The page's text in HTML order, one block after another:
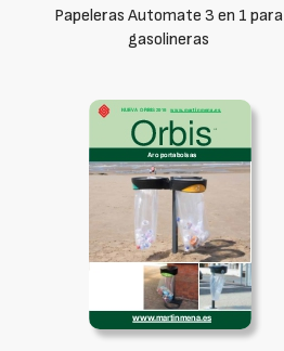
Papeleras Automate 3 en 1 para
gasolineras